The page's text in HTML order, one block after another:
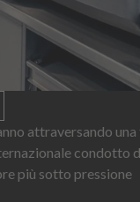
attraversando
condotto
più sotto pressione